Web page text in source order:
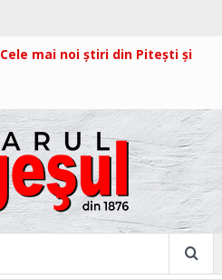
Cele mai noi știri din Pitești și